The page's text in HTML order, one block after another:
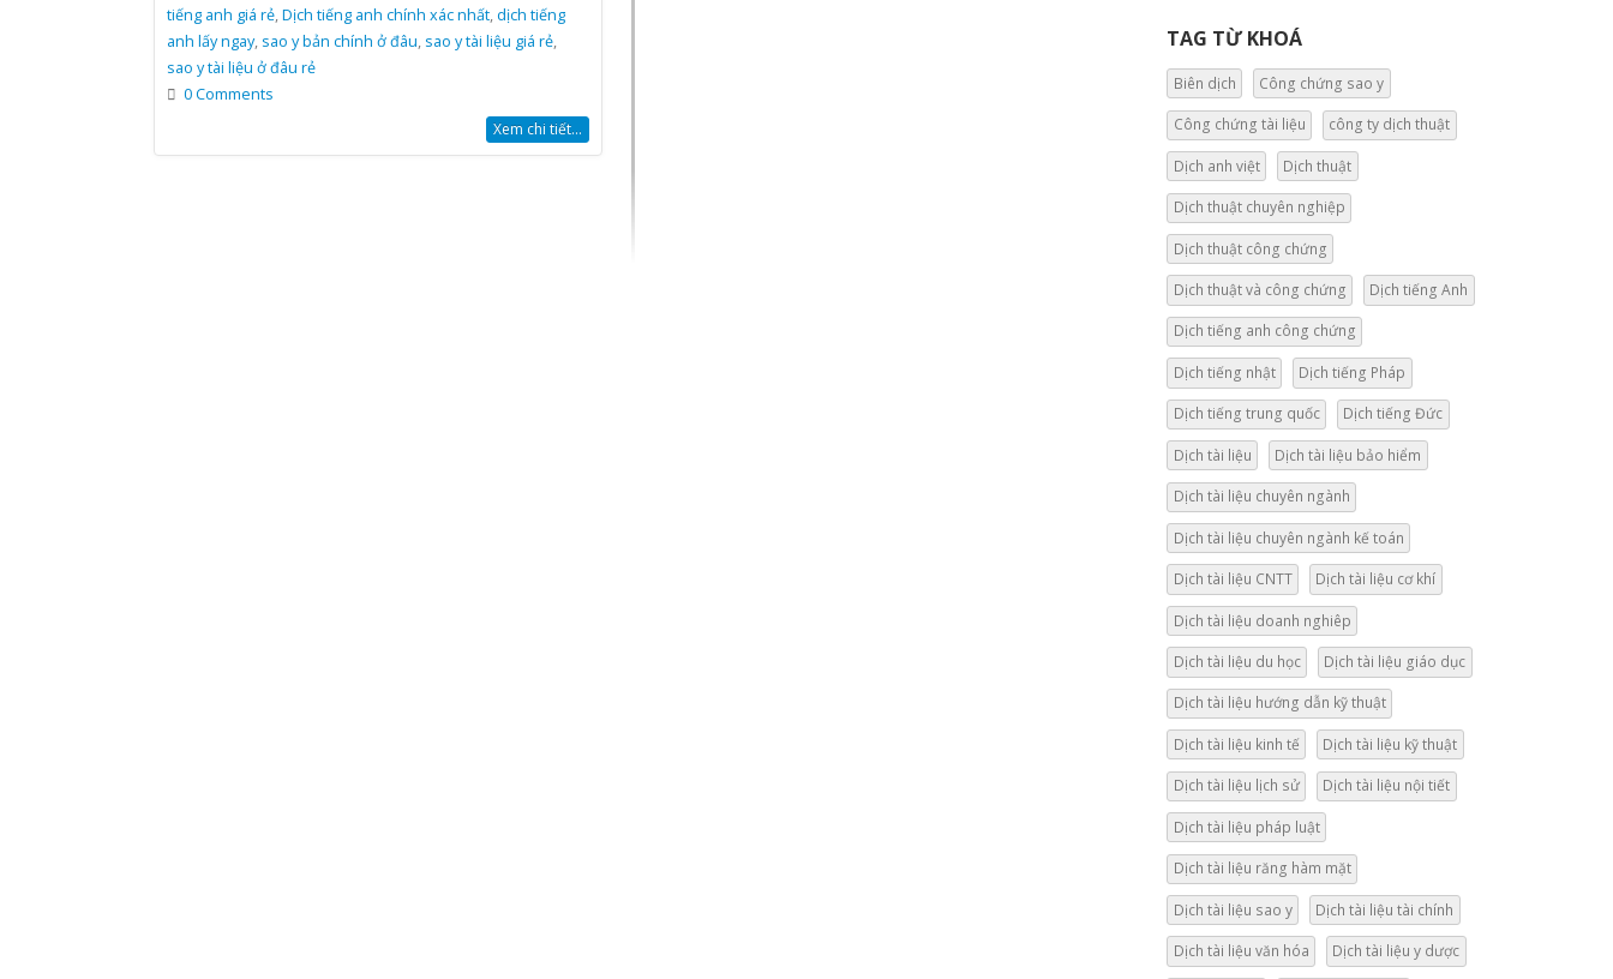
tiếng anh giá rẻ,Dịch tiếng anh chính xác nhất,dịch tiếng
anh lấy ngay, sao y bản chính ở đâu, sao y tài liệu giá rẻ,
sao y tài liệu ở đâu rẻ
0 Comments
Xem chi tiết...
TAG TỪ KHOÁ
Biên dịch Công chứng sao y
Công chứng tài liệu công ty dịch thuật
Dịch anh việt Dịch thuật
Dịch thuật chuyên nghiệp
Dịch thuật công chứng
Dịch thuật và công chứng Dịch tiếng Anh
Dịch tiếng anh công chứng
Dịch tiếng nhật Dịch tiếng Pháp
Dịch tiếng trung quốc Dịch tiếng Đức
Dịch tài liệu Dịch tài liệu bảo hiểm
Dịch tài liệu chuyên ngành
Dịch tài liệu chuyên ngành kế toán
Dịch tài liệu CNTT Dịch tài liệu cơ khí
Dịch tài liệu doanh nghiêp
Dịch tài liệu du học Dịch tài liệu giáo dục
Dịch tài liệu hướng dẫn kỹ thuật
Dịch tài liệu kinh tế Dịch tài liệu kỹ thuật
Dịch tài liệu lịch sử Dịch tài liệu nội tiết
Dịch tài liệu pháp luật
Dịch tài liệu răng hàm mặt
Dịch tài liệu sao y Dịch tài liệu tài chính
Dịch tài liệu văn hóa Dịch tài liệu y dược